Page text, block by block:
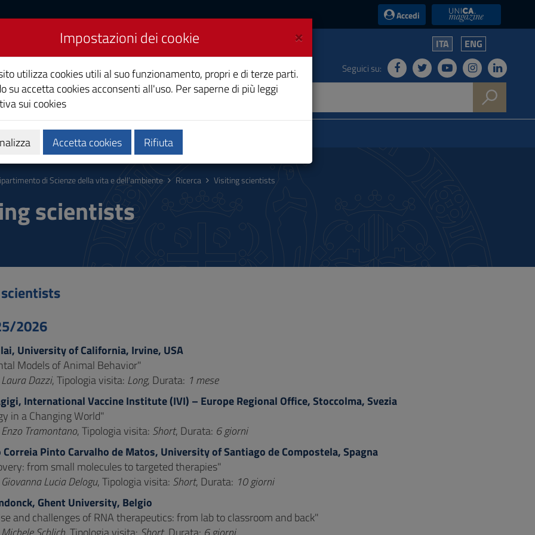
Accedi UniCA News
della vita e
ITA ENG
Seguici su:
Persone
di Scienze della vita e dell’ambiente Ricerca Visiting scientists
scientists
2026
University of California, Irvine, USA
Models of Animal Behavior"
Laura Dazzi, Tipologia visita: Long, Durata: 1 mese
International Vaccine Institute (IVI) – Europe Regional Office, Stoccolma, Svezia
in a Changing World"
Enzo Tramontano, Tipologia visita: Short, Durata: 6 giorni
Correia Pinto Carvalho de Matos, University of Santiago de Compostela, Spagna
from small molecules to targeted therapies"
Giovanna Lucia Delogu, Tipologia visita: Short, Durata: 10 giorni
Ghent University, Belgio
and challenges of RNA therapeutics: from lab to classroom and back"
×
Impostazioni dei cookie
utilizza cookies utili al suo funzionamento, propri e di terze parti.
su accetta cookies acconsenti all'uso. Per saperne di più leggi
sui cookies
Accetta cookies Rifiuta